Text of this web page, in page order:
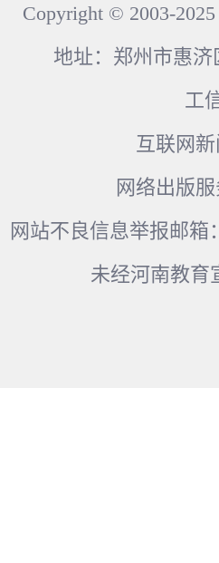
Copyright © 2003-2025
地址：郑州市惠济
工
互联网
网络出版
网站不良信息举报邮箱
未经河南教育